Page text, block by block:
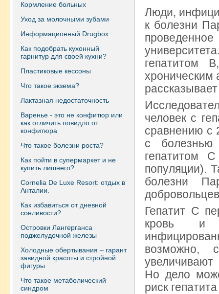
Кормление больных
Уход за молочными зубами
Информационный Drugbox
Как подобрать кухонный
гарнитур для своей кухни?
Пластиковые кессоны
Что такое экзема?
Лактазная недостаточность
Варенье - это не конфитюр или
как отличить повидло от
конфитюра
Что такое болезни роста?
Как пойти в супермаркет и не
купить лишнего?
Сornelia De Luxe Resort: отдых в
Анталии.
Как избавиться от дневной
сонливости?
Островки Лангерганса
поджелудочной железы
Холодные обертывания – гарант
завидной красоты и стройной
фигуры
Что такое метаболический
синдром
Люди,
к болезни
гепатитом
хроническим
человек с
сравнению с
с болезнью
гепатитом
популяции).
болезни
Гепатит С
кровь и
возможно,
Но дело
риск